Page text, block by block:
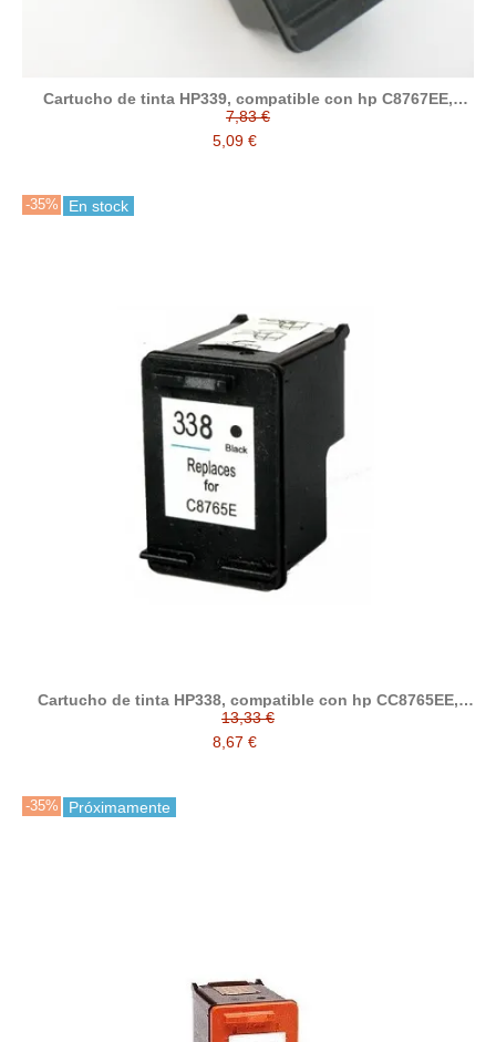
Cartucho de tinta HP339, compatible con hp C8767EE,
negro
7,83 €
5,09 €
-35% En stock
Cartucho de tinta HP338, compatible con hp CC8765EE,
negro
13,33 €
8,67 €
-35% Próximamente